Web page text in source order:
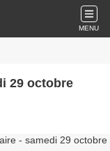
MENU
29 octobre